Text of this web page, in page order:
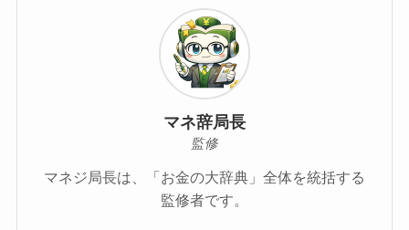
マネ辞局長
監修
マネジ局長は、「お金の大辞典」全体を統括する
監修者です。